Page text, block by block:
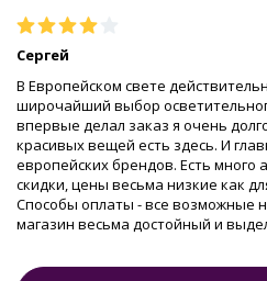
Сергей
В Европейском свете
широчайший выбор
впервые делал заказ я очень
красивых вещей есть здесь. И
европейских брендов. Есть много
скидки, цены весьма низкие как
Способы оплаты - все возможные
магазин весьма достойный и